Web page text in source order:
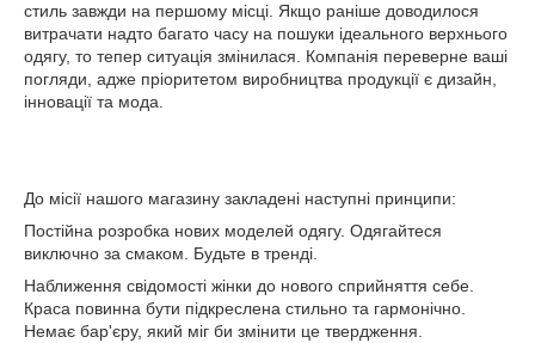
стиль завжди на першому місці. Якщо раніше доводилося
витрачати надто багато часу на пошуки ідеального верхнього
одягу, то тепер ситуація змінилася. Компанія переверне ваші
погляди, адже пріоритетом виробництва продукції є дизайн,
інновації та мода.
До місії нашого магазину закладені наступні принципи:
Постійна розробка нових моделей одягу. Одягайтеся
виключно за смаком. Будьте в тренді.
Наближення свідомості жінки до нового сприйняття себе.
Краса повинна бути підкреслена стильно та гармонічно.
Немає бар'єру, який міг би змінити це твердження.